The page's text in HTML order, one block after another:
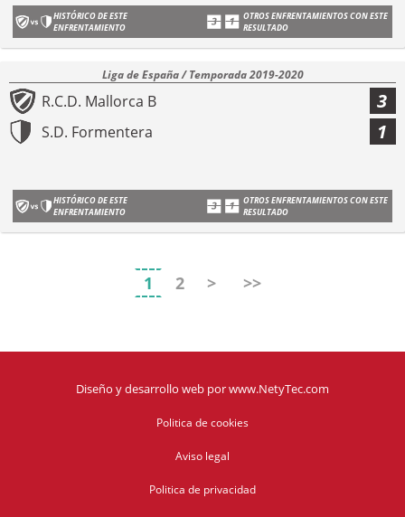
HISTÓRICO DE ESTE
ENFRENTAMIENTO
OTROS ENFRENTAMIENTOS CON ESTE
RESULTADO
Liga de España / Temporada 2019-2020
R.C.D. Mallorca B 3
S.D. Formentera 1
HISTÓRICO DE ESTE
ENFRENTAMIENTO
OTROS ENFRENTAMIENTOS CON ESTE
RESULTADO
1 2 > >>
Diseño y desarrollo web porwww.NetyTec.com
Politica de cookies
Aviso legal
Politica de privacidad